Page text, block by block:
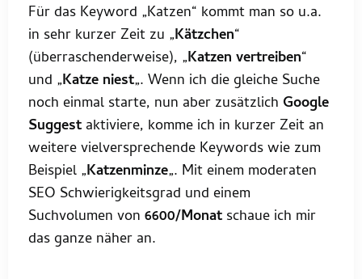
Für das Keyword „Katzen“ kommt man so u.a.
in sehr kurzer Zeit zu „Kätzchen“
(überraschenderweise), „Katzen vertreiben“
und „Katze niest„. Wenn ich die gleiche Suche
noch einmal starte, nun aber zusätzlich Google
Suggest aktiviere, komme ich in kurzer Zeit an
weitere vielversprechende Keywords wie zum
Beispiel „Katzenminze„. Mit einem moderaten
SEO Schwierigkeitsgrad und einem
Suchvolumen von 6600/Monat schaue ich mir
das ganze näher an.